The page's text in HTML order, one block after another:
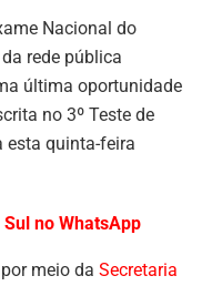
Nacional do
rede pública
última oportunidade
no 3º Teste de
esta quinta-feira
no WhatsApp
meio da Secretaria